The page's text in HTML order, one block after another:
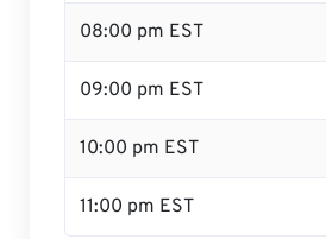
08:00 pm EST
09:00 pm EST
10:00 pm EST
11:00 pm EST